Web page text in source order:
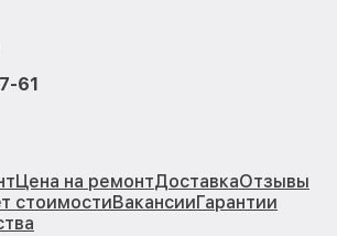
61
Цена на ремонтДоставкаОтзывы
стоимостиВакансииГарантии